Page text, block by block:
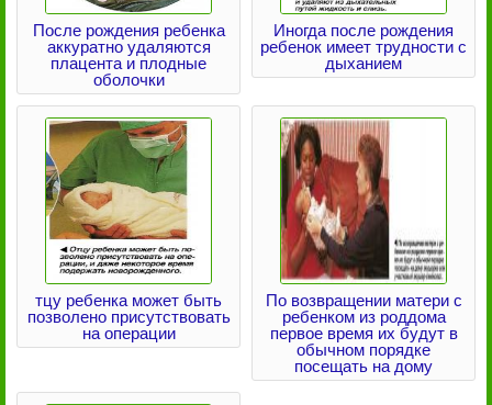
После рождения ребенка
аккуратно удаляются
плацента и плодные
оболочки
Иногда после рождения
ребенок имеет трудности с
дыханием
тцу ребенка может быть
позволено присутствовать
на операции
По возвращении матери с
ребенком из роддома
первое время их будут в
обычном порядке
посещать на дому